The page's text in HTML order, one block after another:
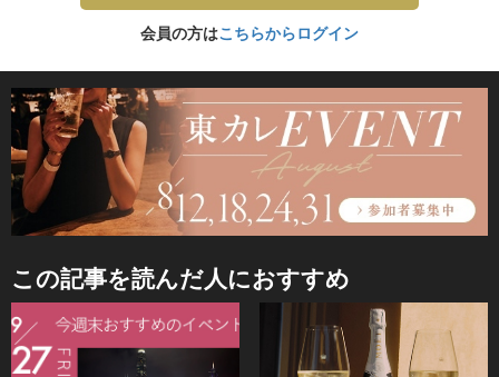
会員の方はこちらからログイン
この記事を読んだ人におすすめ